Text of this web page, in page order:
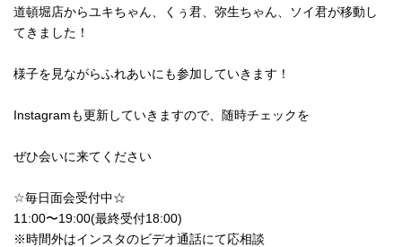
道頓堀店からユキちゃん、くぅ君、弥生ちゃん、ソイ君が移動し
てきました！
様子を見ながらふれあいにも参加していきます！
Instagramも更新していきますので、随時チェックを
ぜひ会いに来てください︎
☆毎日面会受付中☆
11:00〜19:00(最終受付18:00)
※時間外はインスタのビデオ通話にて応相談